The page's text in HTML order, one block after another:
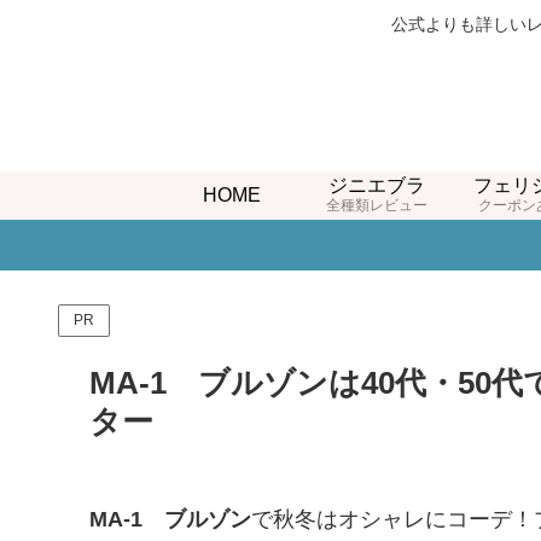
公式よりも詳しい
HOME
ジニエブラ
全種類レビュー
フェリ
クーポン
PR
MA-1 ブルゾンは40代・50代
ター
MA-1 ブルゾンで秋冬はオシャレにコーデ